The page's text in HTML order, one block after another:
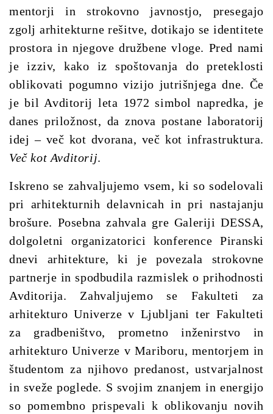
mentorji in strokovno javnostjo, presegajo
zgolj arhitekturne rešitve, dotikajo se identitete
prostora in njegove družbene vloge. Pred nami
je izziv, kako iz spoštovanja do preteklosti
oblikovati pogumno vizijo jutrišnjega dne. Če
je bil Avditorij leta 1972 simbol napredka, je
danes priložnost, da znova postane laboratorij
idej – več kot dvorana, več kot infrastruktura.
Več kot Avditorij.
Iskreno se zahvaljujemo vsem, ki so sodelovali
pri arhitekturnih delavnicah in pri nastajanju
brošure. Posebna zahvala gre Galeriji DESSA,
dolgoletni organizatorici konference Piranski
dnevi arhitekture, ki je povezala strokovne
partnerje in spodbudila razmislek o prihodnosti
Avditorija. Zahvaljujemo se Fakulteti za
arhitekturo Univerze v Ljubljani ter Fakulteti
za gradbeništvo, prometno inženirstvo in
arhitekturo Univerze v Mariboru, mentorjem in
študentom za njihovo predanost, ustvarjalnost
in sveže poglede. S svojim znanjem in energijo
so pomembno prispevali k oblikovanju novih